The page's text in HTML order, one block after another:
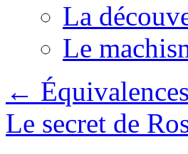
La
Le
← Équivalences
Le secret de